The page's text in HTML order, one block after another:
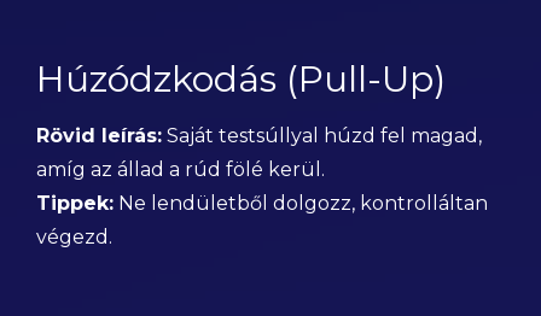
Húzódzkodás (Pull-Up)
Rövid leírás: Saját testsúllyal húzd fel magad,
amíg az állad a rúd fölé kerül.
Tippek: Ne lendületből dolgozz, kontrolláltan
végezd.